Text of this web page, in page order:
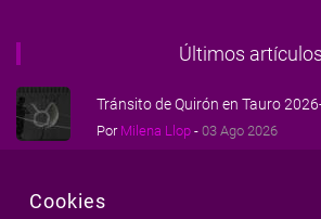
Últimos artículos
Tránsito de Quirón en Tauro
Por Milena Llop - 03 Ago 2026
Por
Cookies